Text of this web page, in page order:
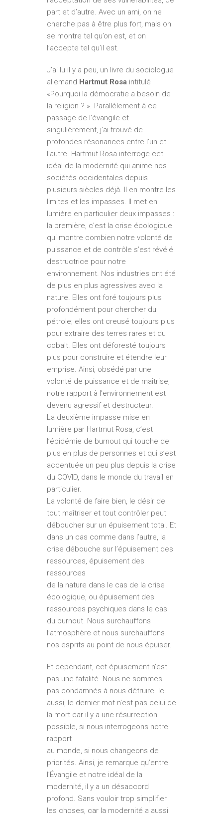
part et d’autre. Avec un ami, on ne
cherche pas à être plus fort, mais on
se montre tel qu’on est, et on
l’accepte tel qu’il est.
J’ai lu il y a peu, un livre du sociologue
allemand Hartmut Rosa intitulé
«Pourquoi la démocratie a besoin de
la religion ? ». Parallèlement à ce
passage de l’évangile et
singulièrement, j’ai trouvé de
profondes résonances entre l’un et
l’autre. Hartmut Rosa interroge cet
idéal de la modernité qui anime nos
sociétés occidentales depuis
plusieurs siècles déjà. Il en montre les
limites et les impasses. Il met en
lumière en particulier deux impasses :
la première, c’est la crise écologique
qui montre combien notre volonté de
puissance et de contrôle s’est révélé
destructrice pour notre
environnement. Nos industries ont été
de plus en plus agressives avec la
nature. Elles ont foré toujours plus
profondément pour chercher du
pétrole; elles ont creusé toujours plus
pour extraire des terres rares et du
cobalt. Elles ont déforesté toujours
plus pour construire et étendre leur
emprise. Ainsi, obsédé par une
volonté de puissance et de maîtrise,
notre rapport à l’environnement est
devenu agressif et destructeur.
La deuxième impasse mise en
lumière par Hartmut Rosa, c’est
l’épidémie de burnout qui touche de
plus en plus de personnes et qui s’est
accentuée un peu plus depuis la crise
du COVID, dans le monde du travail en
particulier.
La volonté de faire bien, le désir de
tout maîtriser et tout contrôler peut
déboucher sur un épuisement total. Et
dans un cas comme dans l’autre, la
crise débouche sur l’épuisement des
ressources, épuisement des
ressources
de la nature dans le cas de la crise
écologique, ou épuisement des
ressources psychiques dans le cas
du burnout. Nous surchauffons
l’atmosphère et nous surchauffons
nos esprits au point de nous épuiser.
Et cependant, cet épuisement n’est
pas une fatalité. Nous ne sommes
pas condamnés à nous détruire. Ici
aussi, le dernier mot n’est pas celui de
la mort car il y a une résurrection
possible, si nous interrogeons notre
rapport
au monde, si nous changeons de
priorités. Ainsi, je remarque qu’entre
l’Évangile et notre idéal de la
modernité, il y a un désaccord
profond. Sans vouloir trop simplifier
les choses, car la modernité a aussi